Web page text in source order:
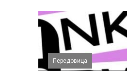
Передовица